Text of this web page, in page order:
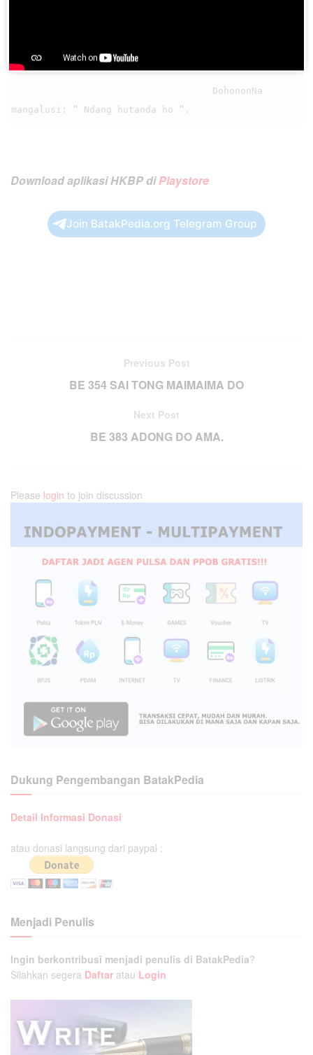
pintu i be, naung disordak do.
Download aplikasi HKBP diPlaystore
Join BatakPedia.org Telegram Group
Previous Post
BE 354 SAI TONG MAIMAIMA DO
Next Post
BE 383 ADONG DO AMA.
Please login to join discussion
Dukung Pengembangan BatakPedia
Detail Informasi Donasi
atau donasi langsung dari paypal :
Menjadi Penulis
Ingin berkontribusi menjadi penulis di BatakPedia?
Silahkan segera Daftar atau Login